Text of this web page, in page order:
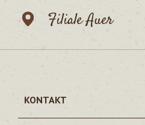
Filiale Auer
KONTAKT